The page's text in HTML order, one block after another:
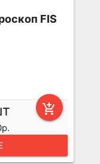
FIS
add_shopping_cart